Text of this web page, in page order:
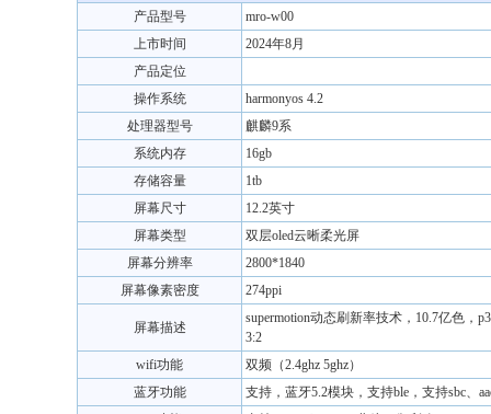
产品型号
mro-w00
上市时间
2024年8月
产品定位
操作系统
harmonyos 4.2
处理器型号
麒麟9系
系统内存
16gb
存储容量
1tb
屏幕尺寸
12.2英寸
屏幕类型
双层oled云晰柔光屏
屏幕分辨率
2800*1840
屏幕像素密度
274ppi
屏幕描述
supermotion动态刷新率技术，10.7亿色，
3:2
wifi功能
双频（2.4ghz 5ghz）
蓝牙功能
支持，蓝牙5.2模块，支持ble，支持sbc、